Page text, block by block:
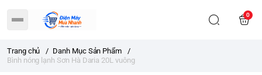
0
Trang chủ / Danh Mục Sản Phẩm
/
Bình nóng lạnh Sơn Hà Daria 20L vuông